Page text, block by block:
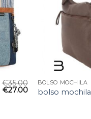
€35.00
€27.00
BOLSO MOCHILA
bolso mochila